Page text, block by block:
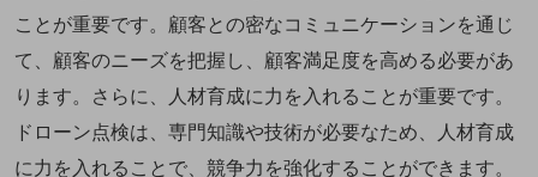
ことが重要です。顧客との密なコミュニケーションを通じ
て、顧客のニーズを把握し、顧客満足度を高める必要があ
ります。さらに、人材育成に力を入れることが重要です。
ドローン点検は、専門知識や技術が必要なため、人材育成
に力を入れることで、競争力を強化することができます。